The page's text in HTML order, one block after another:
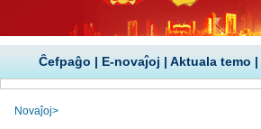
Ĉefpaĝo | E-novaĵoj | Aktuala temo |
Novaĵoj>